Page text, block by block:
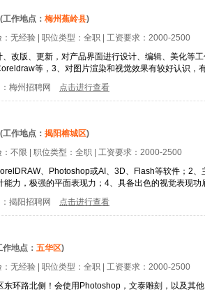
(工作地点： 梅州蕉岭县)
无经验 | 职位类型： 全职 | 工资要求： 2000-2500
改版、更新，对产品界面进行设计、编辑、美化等
等，3、对图片渲染和视觉效果有较好认识，
梅州招聘网 点击进行查看
(工作地点： 揭阳榕城区)
不限 | 职位类型： 全职 | 工资要求： 2000-2500
、Photoshop或AI、3D、Flash等软件；2
能力，极强的平面表现力；4、具备出色的视觉表现
揭阳招聘网 点击进行查看
作地点： 五华区)
无经验 | 职位类型： 全职 | 工资要求： 2000-2500
东环路北侧！会使用Photoshop，文泰雕刻，以及其